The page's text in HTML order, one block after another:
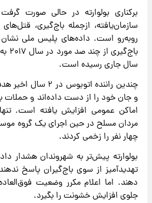
برکناری بولوارته در حالی صورت
سازمان‌یافته، ازجمله باج‌گیری،
روبه‌رو است. داده‌های پلیس ملی
سال جاری رسیده است.
چندین راننده
و جان خود را از دست داده‌اند و حملات
مردان مسلح در حین اجرای یک گروه
چهار نفر را زخمی کردند.
بولوارته پیش‌تر به شهروندان هشدار
تهدیدآمیز از سوی باج‌گیران پاسخ
دهند. اما اعلام مکرر وضعیت
جلوی افزایش خشونت را بگیرد.